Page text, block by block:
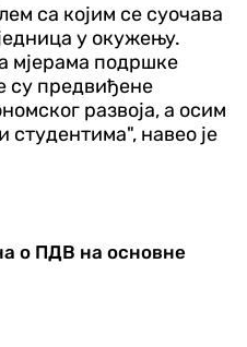
са којим се суочава
у окужењу.
мјерама подршке
су предвиђене
развоја, а осим
навео је
о ПДВ на основне